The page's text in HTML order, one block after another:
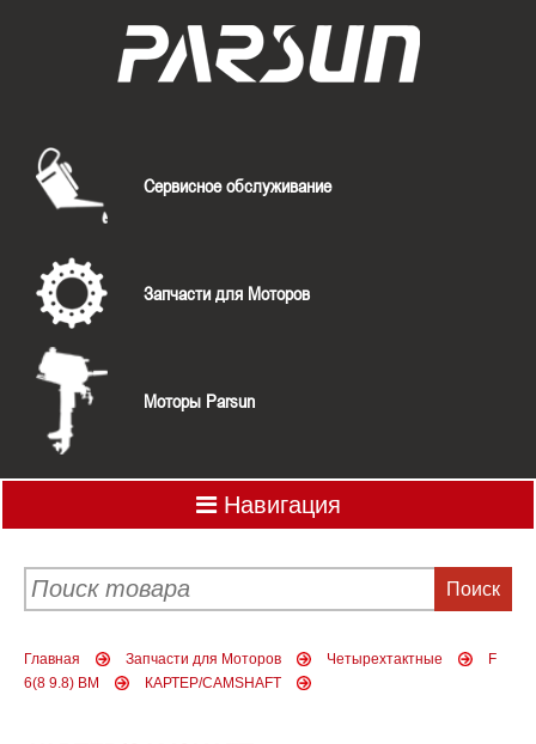
Сервисное обслуживание
Запчасти для Моторов
Моторы Parsun
Навигация
Главная Запчасти для Моторов Четырехтактные
F
6(8 9.8) BM
КАРТЕР/CAMSHAFT